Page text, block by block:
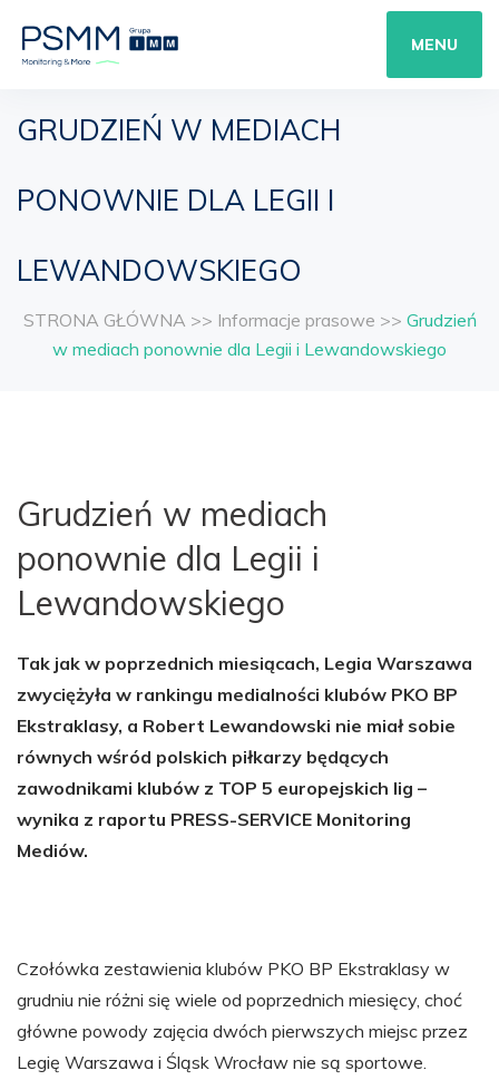
MENU
GRUDZIEŃ W MEDIACH
PONOWNIE DLA LEGII I
LEWANDOWSKIEGO
STRONA GŁÓWNA >> Informacje prasowe >> Grudzień
w mediach ponownie dla Legii i Lewandowskiego
Grudzień w mediach
ponownie dla Legii i
Lewandowskiego
Tak jak w poprzednich miesiącach, Legia Warszawa
zwyciężyła w rankingu medialności klubów PKO BP
Ekstraklasy, a Robert Lewandowski nie miał sobie
równych wśród polskich piłkarzy będących
zawodnikami klubów z TOP 5 europejskich lig –
wynika z raportu PRESS-SERVICE Monitoring
Mediów.
Czołówka zestawienia klubów PKO BP Ekstraklasy w
grudniu nie różni się wiele od poprzednich miesięcy, choć
główne powody zajęcia dwóch pierwszych miejsc przez
Legię Warszawa i Śląsk Wrocław nie są sportowe.